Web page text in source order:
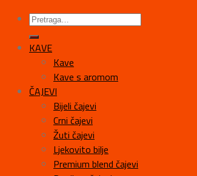
KAVE
Kave
Kave s aromom
ČAJEVI
Bijeli čajevi
Crni čajevi
Žuti čajevi
Ljekovito bilje
Premium blend čajevi